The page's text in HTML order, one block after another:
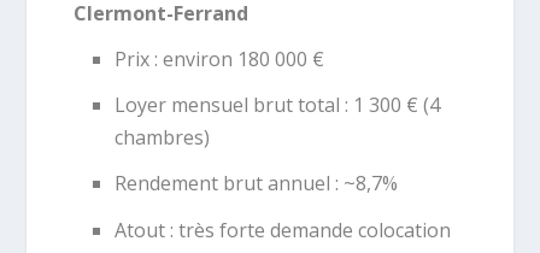
Clermont-Ferrand
Prix : environ 180 000 €
Loyer mensuel brut total : 1 300 € (4
chambres)
Rendement brut annuel : ~8,7%
Atout : très forte demande colocation